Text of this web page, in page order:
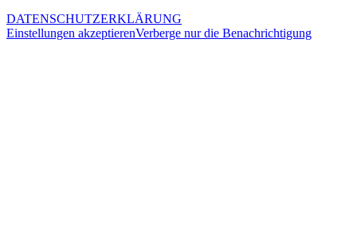
DATENSCHUTZERKLÄRUNG
Einstellungen akzeptierenVerberge nur die Benachrichtigung